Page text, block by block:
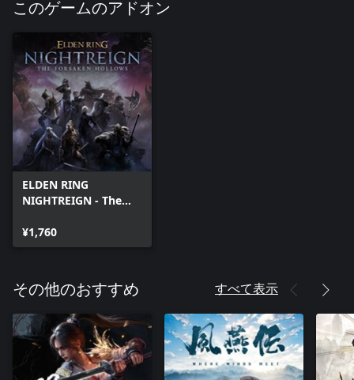
このゲームのアドオン
ELDEN RING
NIGHTREIGN - The
¥1,760
その他のおすすめ すべて表示